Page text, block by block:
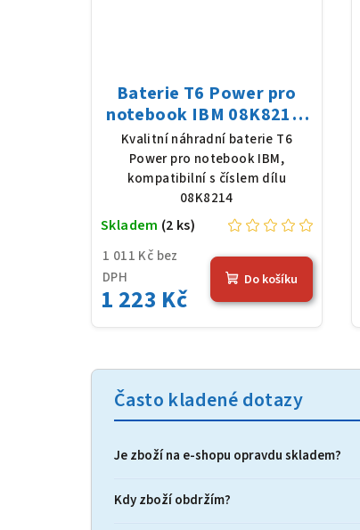
Baterie T6 Power pro
notebook IBM 08K8214,
Li-Ion, 10,8 V, 5200 mAh
(56 Wh), černá
Kvalitní náhradní baterie T6
Power pro notebook IBM,
kompatibilní s číslem dílu
08K8214
1 011 Kč bez
DPH
1 223 Kč
Skladem (2 ks)
Do košíku
Často kladené dotazy
Je zboží na e‑shopu opravdu skladem?
Kdy zboží obdržím?